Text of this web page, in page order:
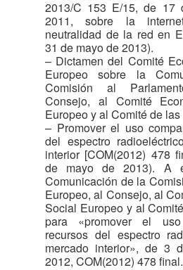
2013/C 153 E/15, de 17
2011, sobre la
neutralidad de la red en
31 de mayo de 2013).
– Dictamen del Comité
Europeo sobre la
Comisión al
Consejo, al Comité
Europeo y al Comité de
– Promover el uso
del espectro
interior [COM(2012) 478
de mayo de 2013). A
Comunicación de la
Europeo, al Consejo, al
Social Europeo y al
para «promover el
recursos del espectro
mercado interior», de 3
2012, COM(2012) 478 final.